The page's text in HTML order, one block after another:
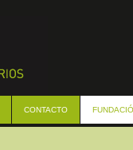
CONTACTO